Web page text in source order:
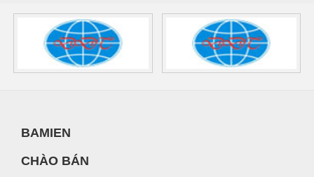
BAMIEN
CHÀO BÁN